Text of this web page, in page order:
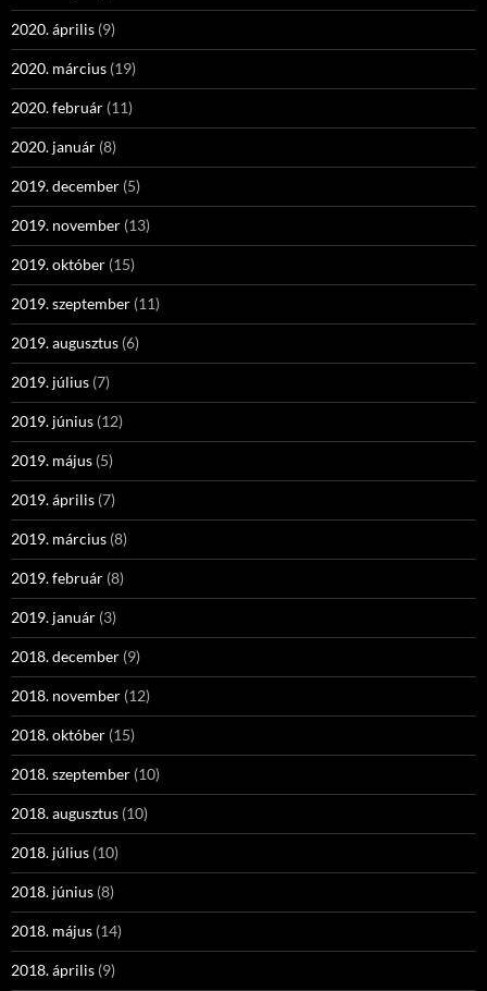
2020. április (9)
2020. március (19)
2020. február (11)
2020. január (8)
2019. december (5)
2019. november (13)
2019. október (15)
2019. szeptember (11)
2019. augusztus (6)
2019. július (7)
2019. június (12)
2019. május (5)
2019. április (7)
2019. március (8)
2019. február (8)
2019. január (3)
2018. december (9)
2018. november (12)
2018. október (15)
2018. szeptember (10)
2018. augusztus (10)
2018. július (10)
2018. június (8)
2018. május (14)
2018. április (9)